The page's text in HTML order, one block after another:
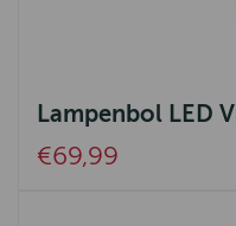
Lampenbol LED
€69,99